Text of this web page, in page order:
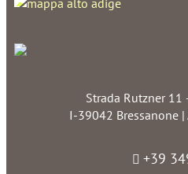
Strada Rutzner 11
I-39042 Bressanone
+39